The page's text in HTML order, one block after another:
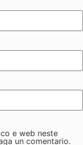
e web neste
un comentario.